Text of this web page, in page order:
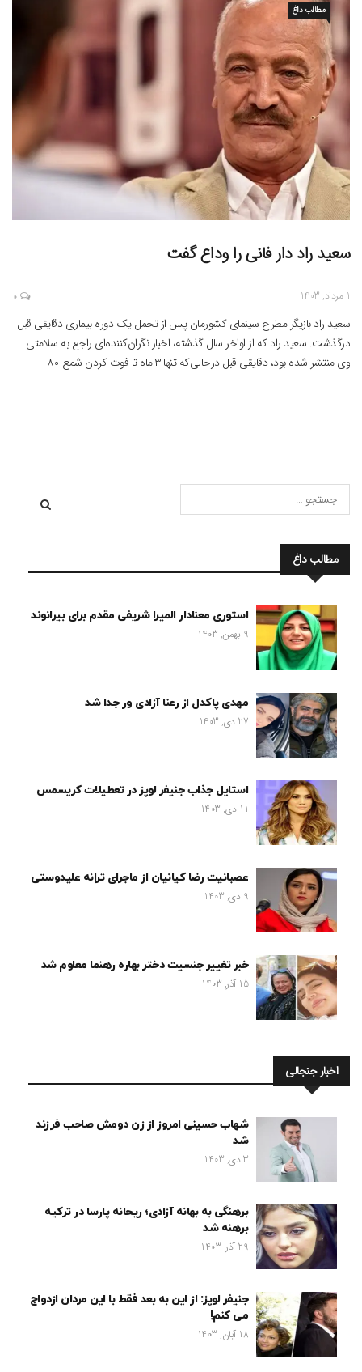
مطالب داغ
سعید راد دار فانی را وداع گفت
1 مرداد, 1403 0
سعید راد بازیگر مطرح سینمای کشورمان پس از تحمل یک دوره بیماری دقایقی قبل
درگذشت. سعید راد که از اواخر سال گذشته، اخبار نگران‌کننده‌ای راجع به سلامتی
وی منتشر شده بود، دقایقی قبل درحالی‌که تنها ۳ ماه تا فوت کردن شمع ۸۰
مطالب داغ
استوری معنادار المیرا شریفی مقدم برای بیرانوند
9 بهمن, 1403
مهدی پاکدل از رعنا آزادی ور جدا شد
27 دی, 1403
استایل جذاب جنیفر لوپز در تعطیلات کریسمس
11 دی, 1403
عصبانیت رضا کیانیان از ماجرای ترانه علیدوستی
9 دی, 1403
خبر تغییر جنسیت دختر بهاره رهنما معلوم شد
15 آذر, 1403
اخبار جنجالی
شهاب حسینی امروز از زن دومش صاحب فرزند
شد
3 دی, 1403
برهنگی به بهانه آزادی؛ ریحانه پارسا در ترکیه
برهنه شد
29 آذر, 1403
جنیفر لوپز: از این به بعد فقط با این مردان ازدواج
می کنم!
18 آبان, 1403